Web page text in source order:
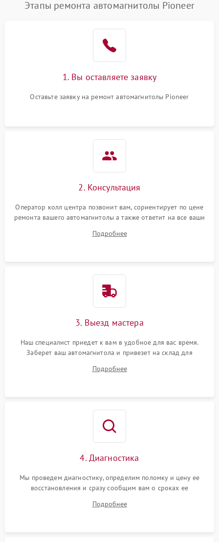
Этапы ремонта автомагнитолы Pioneer
1. Вы оставляете заявку
Оставьте заявку на ремонт автомагнитолы Pioneer
2. Консультация
Оператор колл центра позвонит вам, сориентирует по цене
ремонта вашего автомагнитолы а также ответит на все ваши
Подробнее
3. Выезд мастера
Наш специалист приедет к вам в удобное для вас время.
Заберет ваш автомагнитола и привезет на склад для
Подробнее
4. Диагностика
Мы проведем диагностику, определим поломку и цену ее
восстановления и сразу сообщим вам о сроках ее
Подробнее